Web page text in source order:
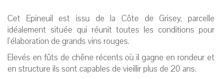
Cet Epineuil est issu de la Côte de Grisey, parcelle
idéalement située qui réunit toutes les conditions pour
l’élaboration de grands vins rouges.
Elevés en fûts de chêne récents où il gagne en rondeur et
en structure ils sont capables de vieillir plus de 20 ans.